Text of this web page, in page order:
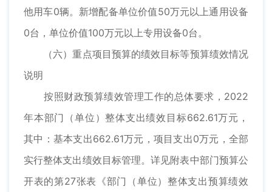
他用车0辆。新增配备单位价值50万元以上通用设备
0台，单位价值100万元以上专用设备0台。
（六）重点项目预算的绩效目标等预算绩效情况
说明
按照财政预算绩效管理工作的总体要求，2022
年本部门（单位）整体支出绩效目标662.61万元，
其中：基本支出662.61万元，项目支出0万元，全部
实行整体支出绩效目标管理。详见附表中部门预算公
开表的第27张表《部门（单位）整体支出预算绩效